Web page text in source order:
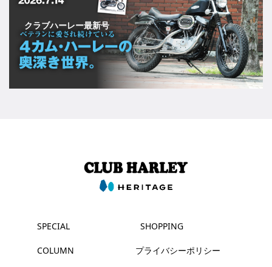
クラブハーレー最新号
SPECIAL
COLUMN
SHOPPING
プライバシーポリシー